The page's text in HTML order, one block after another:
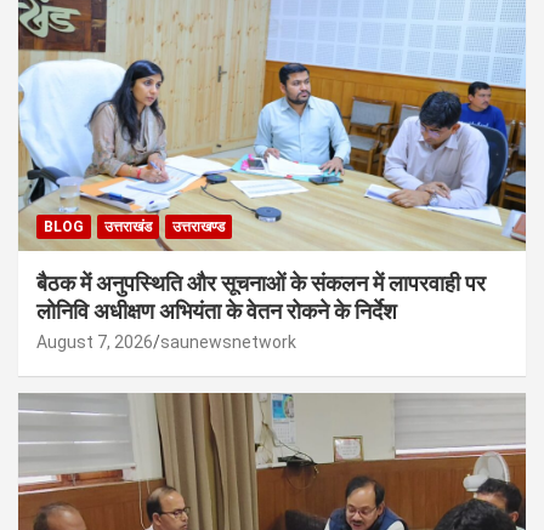
BLOG उत्तराखंड उत्तराखण्ड
बैठक में अनुपस्थिति और सूचनाओं के संकलन में लापरवाही पर
लोनिवि अधीक्षण अभियंता के वेतन रोकने के निर्देश
August 7, 2026 saunewsnetwork